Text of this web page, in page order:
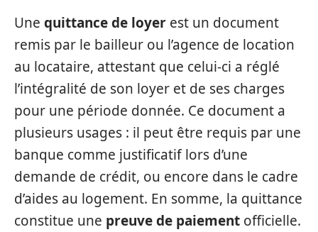
Une quittance de loyer est un document
remis par le bailleur ou l’agence de location
au locataire, attestant que celui-ci a réglé
l’intégralité de son loyer et de ses charges
pour une période donnée. Ce document a
plusieurs usages : il peut être requis par une
banque comme justificatif lors d’une
demande de crédit, ou encore dans le cadre
d’aides au logement. En somme, la quittance
constitue une preuve de paiement officielle.